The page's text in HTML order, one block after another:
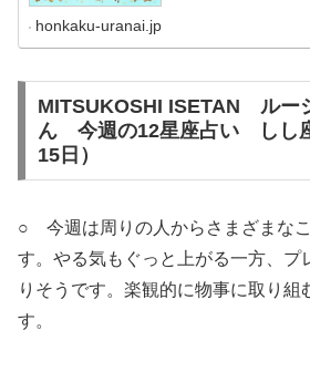
honkaku-uranai.jp
MITSUKOSHI ISETAN ルー
ん 今週の12星座占い しし
15日）
○ 今週は周りの人からさまざまな
す。やる気もぐっと上がる一方、プ
りそうです。楽観的に物事に取り組
す。